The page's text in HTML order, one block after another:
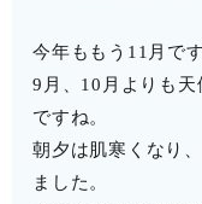
今年ももう11月です
9月、10月よりも
ですね。
朝夕は肌寒くなり
ました。